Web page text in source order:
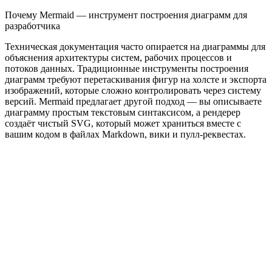
Почему Mermaid — инструмент построения диаграмм для
разработчика
Техническая документация часто опирается на диаграммы для
объяснения архитектуры систем, рабочих процессов и
потоков данных. Традиционные инструменты построения
диаграмм требуют перетаскивания фигур на холсте и экспорта
изображений, которые сложно контролировать через систему
версий. Mermaid предлагает другой подход — вы описываете
диаграмму простым текстовым синтаксисом, а рендерер
создаёт чистый SVG, который может храниться вместе с
вашим кодом в файлах Markdown, вики и пулл-реквестах.